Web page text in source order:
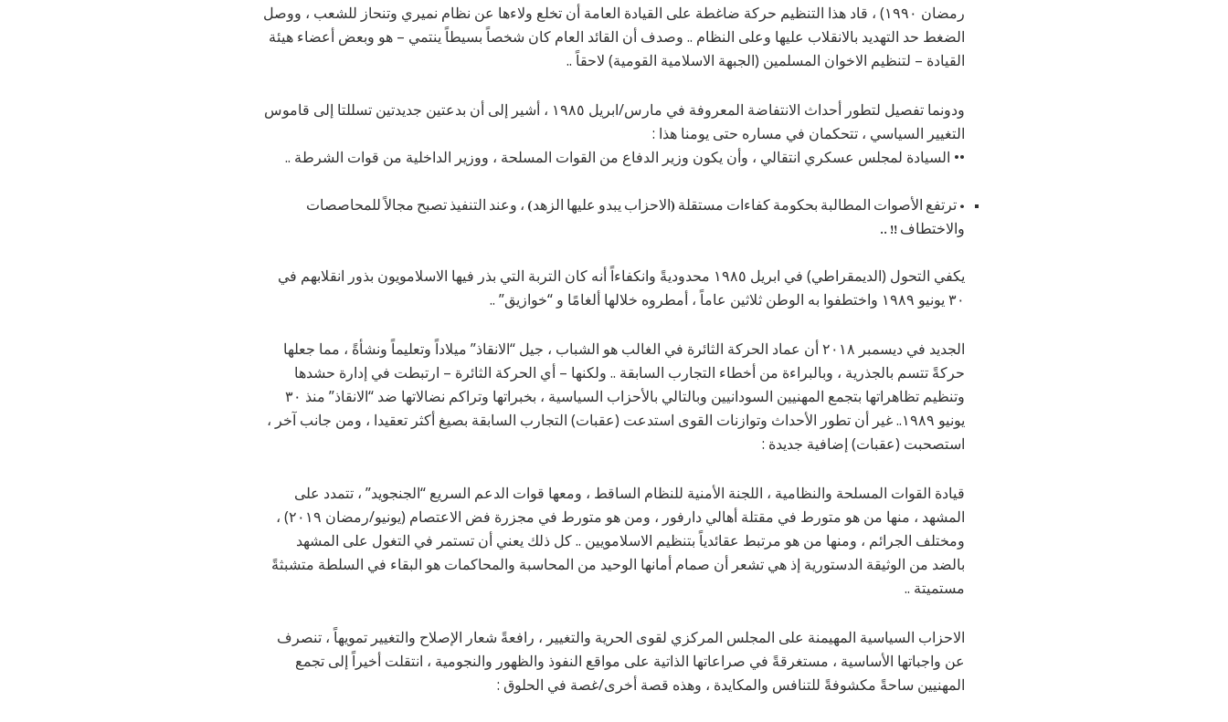
رمضان ١٩٩٠) ، قاد هذا التنظيم حركة ضاغطة على القيادة العامة أن تخلع ولاءها عن نظام نميري وتنحاز للشعب ، ووصل
الضغط حد التهديد بالانقلاب عليها وعلى النظام .. وصدف أن القائد العام كان شخصاً بسيطاً ينتمي – هو وبعض أعضاء هيئة
القيادة – لتنظيم الاخوان المسلمين (الجبهة الاسلامية القومية) لاحقاً ..
ودونما تفصيل لتطور أحداث الانتفاضة المعروفة في مارس/ابريل ١٩٨٥ ، أشير إلى أن بدعتين جديدتين تسللتا إلى قاموس
التغيير السياسي ، تتحكمان في مساره حتى يومنا هذا :
•• السيادة لمجلس عسكري انتقالي ، وأن يكون وزير الدفاع من القوات المسلحة ، ووزير الداخلية من قوات الشرطة ..
• ترتفع الأصوات المطالبة بحكومة كفاءات مستقلة (الاحزاب يبدو عليها الزهد) ، وعند التنفيذ تصبح مجالاً للمحاصصات
والاختطاف !! ..
يكفي التحول (الديمقراطي) في ابريل ١٩٨٥ محدوديةً وانكفاءاً أنه كان التربة التي بذر فيها الاسلامويون بذور انقلابهم في
٣٠ يونيو ١٩٨٩ واختطفوا به الوطن ثلاثين عاماً ، أمطروه خلالها ألغامًا و “خوازيق” ..
الجديد في ديسمبر ٢٠١٨ أن عماد الحركة الثائرة في الغالب هو الشباب ، جيل “الانقاذ” ميلاداً وتعليماً ونشأةً ، مما جعلها
حركةً تتسم بالجذرية ، وبالبراءة من أخطاء التجارب السابقة .. ولكنها – أي الحركة الثائرة – ارتبطت في إدارة حشدها
وتنظيم تظاهراتها بتجمع المهنيين السودانيين وبالتالي بالأحزاب السياسية ، بخبراتها وتراكم نضالاتها ضد “الانقاذ” منذ ٣٠
يونيو ١٩٨٩.. غير أن تطور الأحداث وتوازنات القوى استدعت (عقبات) التجارب السابقة بصيغ أكثر تعقيدا ، ومن جانب آخر ،
استصحبت (عقبات) إضافية جديدة :
قيادة القوات المسلحة والنظامية ، اللجنة الأمنية للنظام الساقط ، ومعها قوات الدعم السريع “الجنجويد” ، تتمدد على
المشهد ، منها من هو متورط في مقتلة أهالي دارفور ، ومن هو متورط في مجزرة فض الاعتصام (يونيو/رمضان ٢٠١٩) ،
ومختلف الجرائم ، ومنها من هو مرتبط عقائدياً بتنظيم الاسلامويين .. كل ذلك يعني أن تستمر في التغول على المشهد
بالضد من الوثيقة الدستورية إذ هي تشعر أن صمام أمانها الوحيد من المحاسبة والمحاكمات هو البقاء في السلطة متشبثةً
مستميتة ..
الاحزاب السياسية المهيمنة على المجلس المركزي لقوى الحرية والتغيير ، رافعةً شعار الإصلاح والتغيير تمويهاً ، تنصرف
عن واجباتها الأساسية ، مستغرقةً في صراعاتها الذاتية على مواقع النفوذ والظهور والنجومية ، انتقلت أخيراً إلى تجمع
المهنيين ساحةً مكشوفةً للتنافس والمكايدة ، وهذه قصة أخرى/غصة في الحلوق :